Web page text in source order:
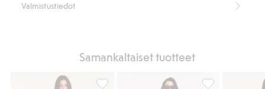
Valmistustiedot
Samankaltaiset tuotteet